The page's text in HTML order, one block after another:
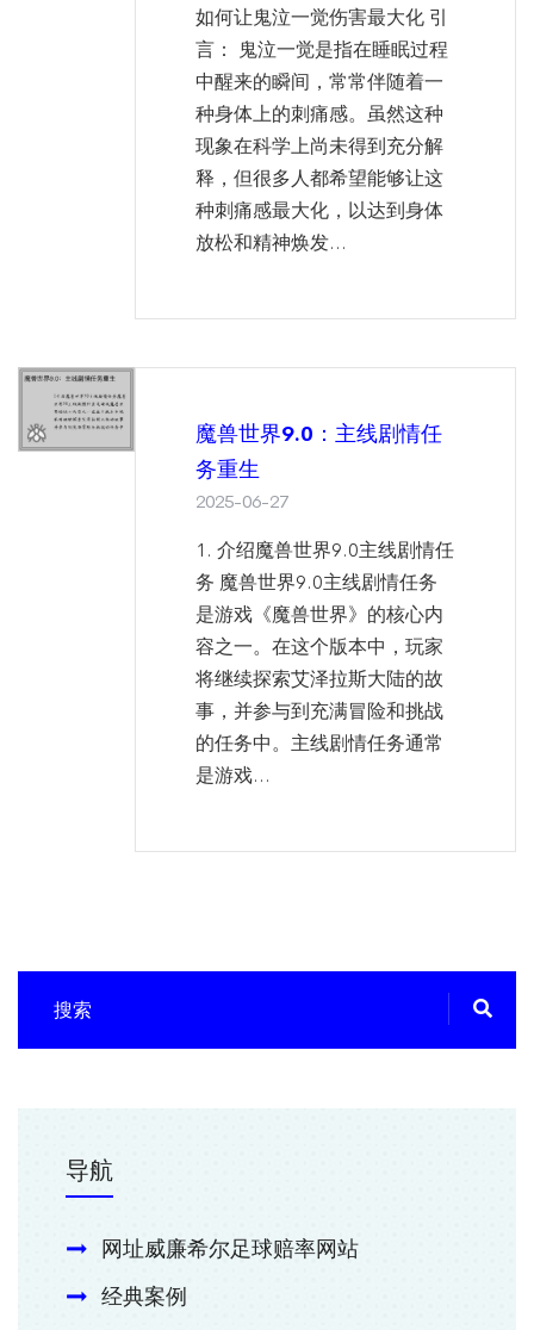
如何让鬼泣一觉伤害最大化 引
言： 鬼泣一觉是指在睡眠过程
中醒来的瞬间，常常伴随着一
种身体上的刺痛感。虽然这种
现象在科学上尚未得到充分解
释，但很多人都希望能够让这
种刺痛感最大化，以达到身体
放松和精神焕发...
魔兽世界9.0：主线剧情任
务重生
2025-06-27
1. 介绍魔兽世界9.0主线剧情任
务 魔兽世界9.0主线剧情任务
是游戏《魔兽世界》的核心内
容之一。在这个版本中，玩家
将继续探索艾泽拉斯大陆的故
事，并参与到充满冒险和挑战
的任务中。主线剧情任务通常
是游戏...
导航
网址威廉希尔足球赔率网站
经典案例